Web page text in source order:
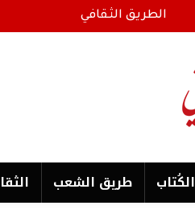
الطريق الثقافي
الكُتاب طریق الشعب